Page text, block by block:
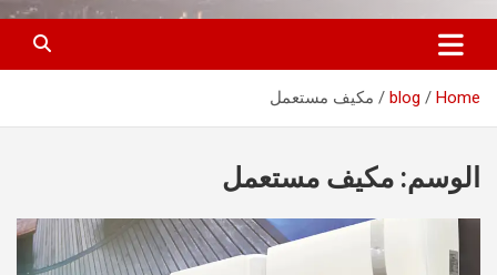
كواليس المال
اخبار اقتصاد فلسطين و العالم و تقارير اسواق المال و العملات
Home
blog مكيف مستعمل
الوسم: مكيف مستعمل